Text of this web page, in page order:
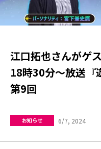
江口拓也さんがゲ
18時30分～放送
第9回
お知らせ 6/7, 2024